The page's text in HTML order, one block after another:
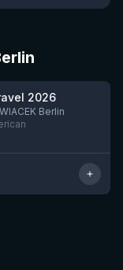
2026
Berlin